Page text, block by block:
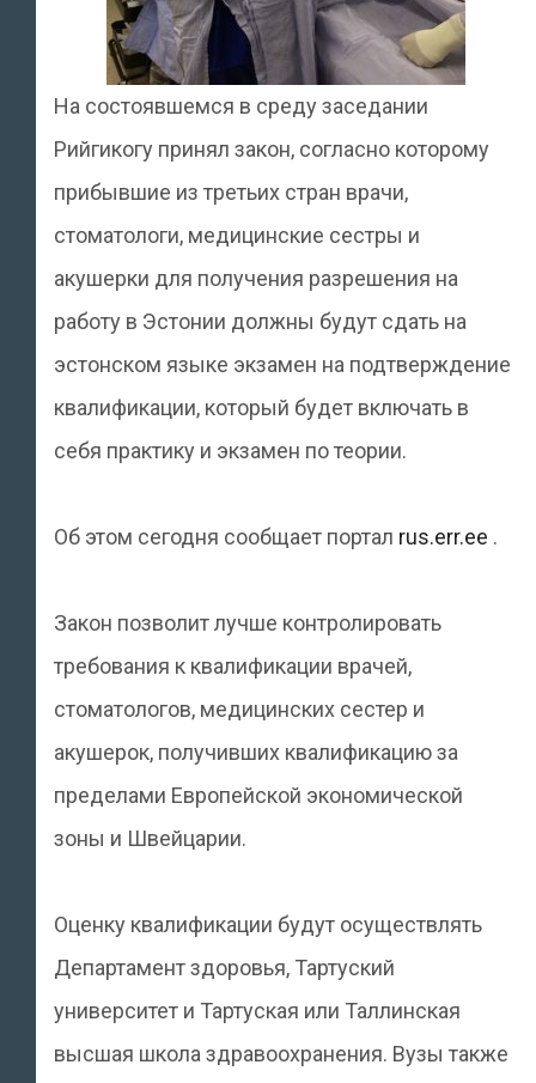
На состоявшемся в среду заседании
Рийгикогу принял закон, согласно которому
прибывшие из третьих стран врачи,
стоматологи, медицинские сестры и
акушерки для получения разрешения на
работу в Эстонии должны будут сдать на
эстонском языке экзамен на подтверждение
квалификации, который будет включать в
себя практику и экзамен по теории.
Об этом сегодня сообщает портал rus.err.ee .
Закон позволит лучше контролировать
требования к квалификации врачей,
стоматологов, медицинских сестер и
акушерок, получивших квалификацию за
пределами Европейской экономической
зоны и Швейцарии.
Оценку квалификации будут осуществлять
Департамент здоровья, Тартуский
университет и Тартуская или Таллинская
высшая школа здравоохранения. Вузы также